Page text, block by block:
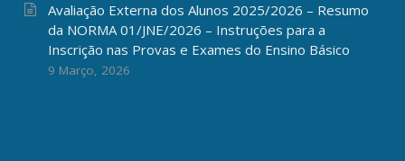
Avaliação Externa dos Alunos 2025/2026 – Resumo
da NORMA 01/JNE/2026 – Instruções para a
Inscrição nas Provas e Exames do Ensino Básico
9 Março, 2026